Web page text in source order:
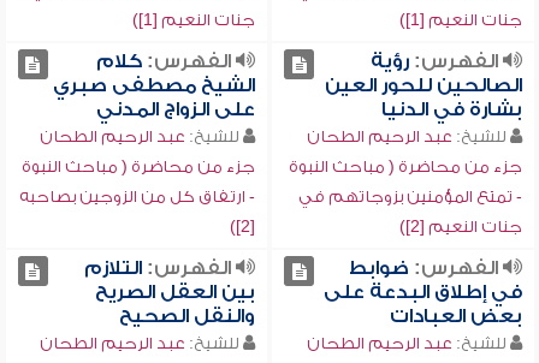
جنات النعيم [1])
جنات النعيم [1])
الفهرس:رؤية
الصالحين للحور العين
بشارة في الدنيا
للشيخ: عبد الرحيم الطحان
جزء من محاضرة ( مباحث النبوة
- تمتع المؤمنين بزوجاتهم في
جنات النعيم [2])
الفهرس:كلام
الشيخ مصطفى صبري
على الزواج المدني
للشيخ: عبد الرحيم الطحان
جزء من محاضرة ( مباحث النبوة
- ارتفاق كل من الزوجين بصاحبه
[2])
الفهرس: ضوابط
في إطلاق البدعة على
بعض العبادات
للشيخ: عبد الرحيم الطحان
الفهرس:التلازم
بين العقل الصريح
والنقل الصحيح
للشيخ: عبد الرحيم الطحان